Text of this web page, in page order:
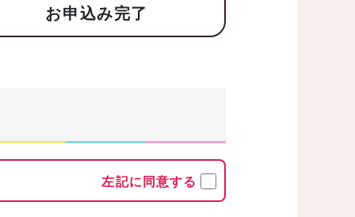
お申込み完了
左記に同意する